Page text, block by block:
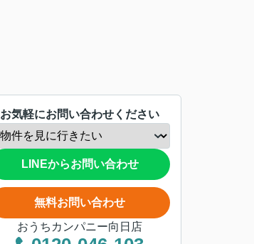
お気軽にお問い合わせください
LINEからお問い合わせ
無料お問い合わせ
おうちカンパニー向日店